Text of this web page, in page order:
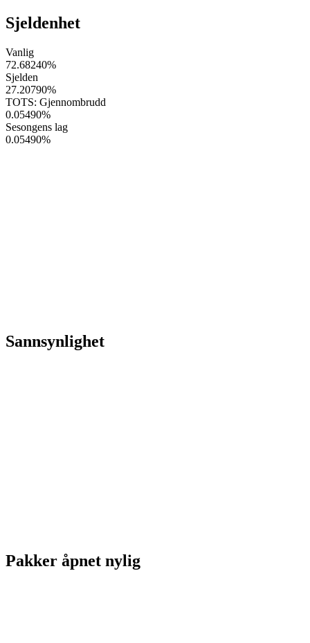
Sjeldenhet
Vanlig
72.68240%
Sjelden
27.20790%
TOTS: Gjennombrudd
0.05490%
Sesongens lag
0.05490%
Sannsynlighet
Pakker åpnet nylig